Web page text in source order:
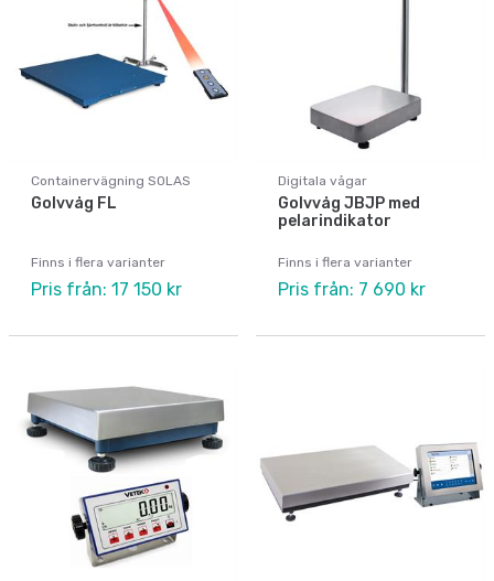
Containervägning SOLAS
Golvvåg FL
Finns i flera varianter
Pris från: 17 150 kr
Digitala vågar
Golvvåg JBJP med
pelarindikator
Finns i flera varianter
Pris från: 7 690 kr